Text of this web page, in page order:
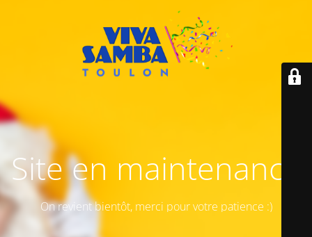
Site en maintenance
On revient bientôt, merci pour votre patience :)